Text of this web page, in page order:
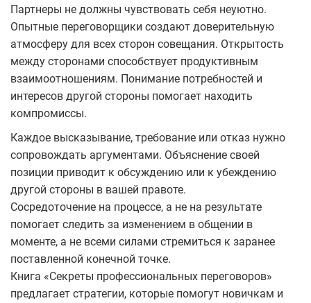
Партнеры не должны чувствовать себя неуютно.
Опытные переговорщики создают доверительную
атмосферу для всех сторон совещания. Открытость
между сторонами способствует продуктивным
взаимоотношениям. Понимание потребностей и
интересов другой стороны помогает находить
компромиссы.
Каждое высказывание, требование или отказ нужно
сопровождать аргументами. Объяснение своей
позиции приводит к обсуждению или к убеждению
другой стороны в вашей правоте.
Сосредоточение на процессе, а не на результате
помогает следить за изменением в общении в
моменте, а не всеми силами стремиться к заранее
поставленной конечной точке.
Книга «Секреты профессиональных переговоров»
предлагает стратегии, которые помогут новичкам и